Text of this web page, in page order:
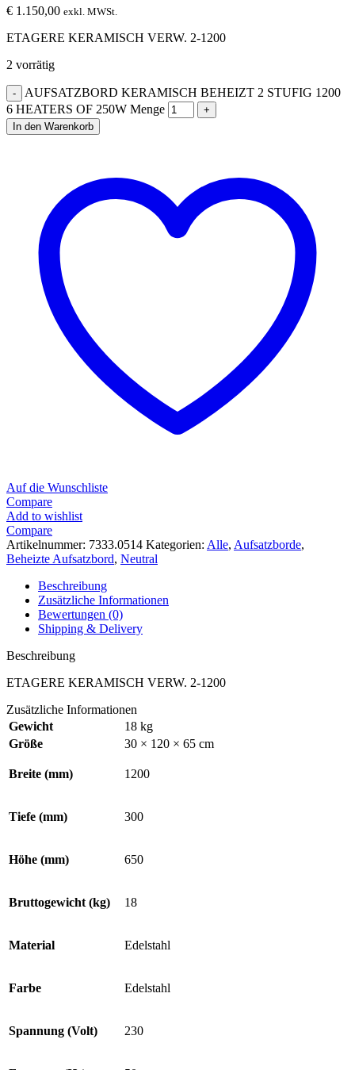
€ 1.150,00 exkl. MWSt.
ETAGERE KERAMISCH VERW. 2-1200
2 vorrätig
AUFSATZBORD KERAMISCH BEHEIZT 2 STUFIG 1200
6 HEATERS OF 250W Menge
In den Warenkorb
Auf die Wunschliste
Compare
Add to wishlist
Compare
Artikelnummer: 7333.0514 Kategorien: Alle, Aufsatzborde,
Beheizte Aufsatzbord, Neutral
Beschreibung
Zusätzliche Informationen
Bewertungen (0)
Shipping & Delivery
Beschreibung
ETAGERE KERAMISCH VERW. 2-1200
Zusätzliche Informationen
Gewicht
18 kg
Größe
30 × 120 × 65 cm
Breite (mm) 1200
Tiefe (mm) 300
Höhe (mm) 650
Bruttogewicht (kg) 18
Material Edelstahl
Farbe Edelstahl
Spannung (Volt) 230